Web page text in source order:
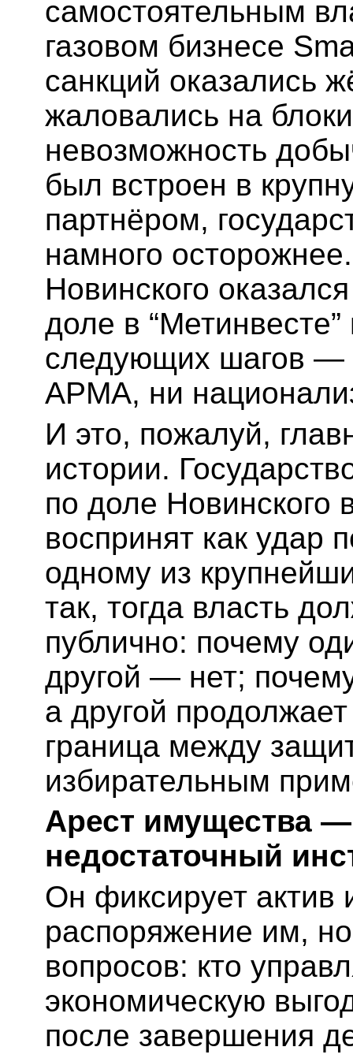
самостоятельным
газовом бизнесе
санкций оказались
жаловались на
невозможность
был встроен в
партнёром,
намного
Новинского
доле в
следующих шагов —
АРМА, ни
И это, пожалуй,
истории.
по доле Новинского
воспринят как удар
одному из
так, тогда власть
публично: почему
другой — нет;
а другой
граница между
избирательным
Арест имущества
недостаточный
Он фиксирует актив
распоряжение им,
вопросов: кто
экономическую
после завершения